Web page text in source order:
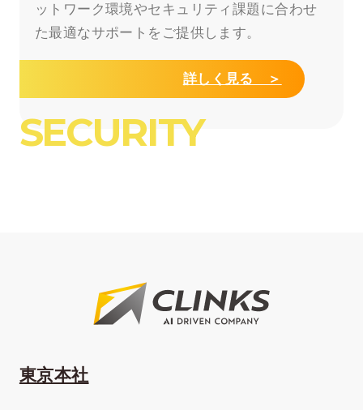
ットワーク環境やセキュリティ課題に合わせ
た最適なサポートをご提供します。
詳しく見る ＞
SECURITY
東京本社